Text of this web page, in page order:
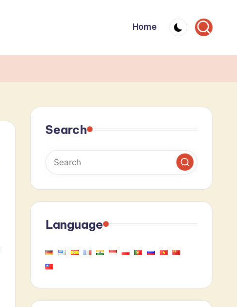
Home
Search
Language